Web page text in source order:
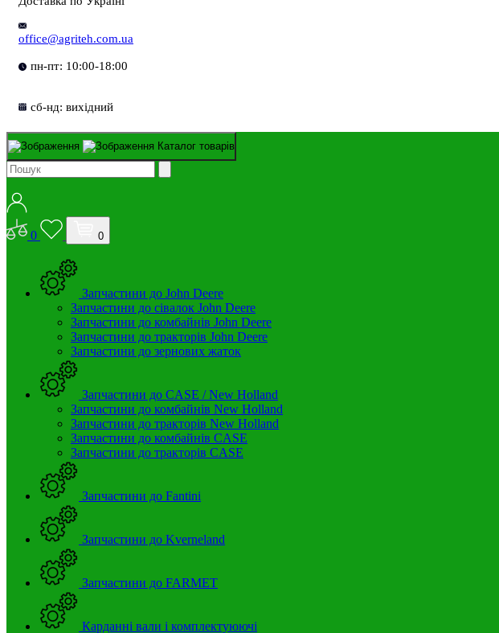
office@agriteh.com.ua
пн-пт: 10:00-18:00
сб-нд: вихідний
Каталог товарів
0 0
Запчастини до John Deere
Запчастини до сівалок John Deere
Запчастини до комбайнів John Deere
Запчастини до тракторів John Deere
Запчастини до зернових жаток
Запчастини до CASE / New Holland
Запчастини до комбайнів New Holland
Запчастини до тракторів New Holland
Запчастини до комбайнів CASE
Запчастини до тракторів CASE
Запчастини до Fantini
Запчастини до Kverneland
Запчастини до FARMET
Карданні вали і комплектуюючі